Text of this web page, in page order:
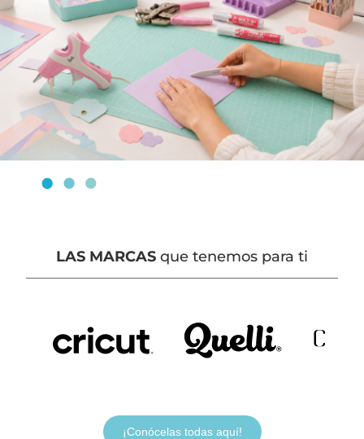
LAS MARCAS que tenemos para ti
¡Conócelas todas aquí!